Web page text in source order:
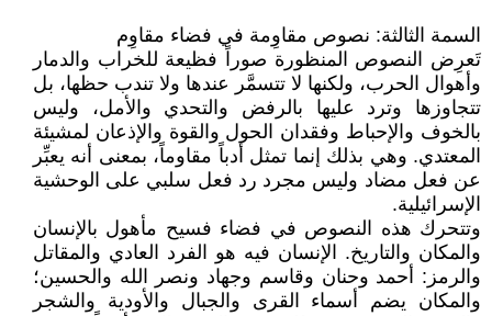
السمة الثالثة: نصوص مقاوِمة في فضاء مقاوِم
تَعرِض النصوص المنظورة صوراً فظيعة للخراب والدمار
وأهوال الحرب، ولكنها لا تتسمَّر عندها ولا تندب حظها، بل
تتجاوزها وترد عليها بالرفض والتحدي والأمل، وليس
بالخوف والإحباط وفقدان الحول والقوة والإذعان لمشيئة
المعتدي. وهي بذلك إنما تمثل أدباً مقاوماً، بمعنى أنه يعبِّر
عن فعل مضاد وليس مجرد رد فعل سلبي على الوحشية
الإسرائيلية.
وتتحرك هذه النصوص في فضاء فسيح مأهول بالإنسان
والمكان والتاريخ. الإنسان فيه هو الفرد العادي والمقاتل
والرمز: أحمد وحنان وقاسم وجهاد ونصر الله والحسين؛
والمكان يضم أسماء القرى والجبال والأودية والشجر